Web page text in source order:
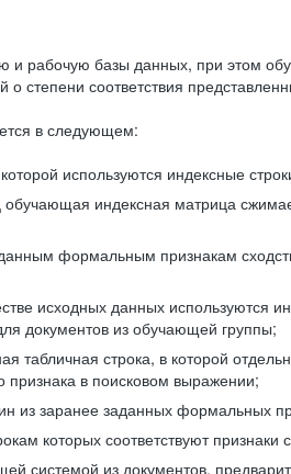
рабочую базы данных, при этом
соответствия
в следующем:
используются индексные
индексная матрица
формальным признакам
исходных данных используются
документов из обучающей группы;
табличная строка, в которой
признака в поисковом выражении;
из заранее заданных формальных
которых соответствуют
системой из документов,